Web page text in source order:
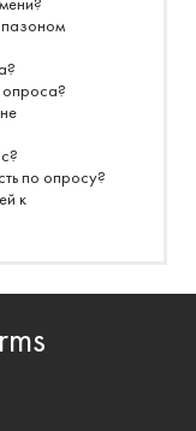
опроса?
по опросу?
к